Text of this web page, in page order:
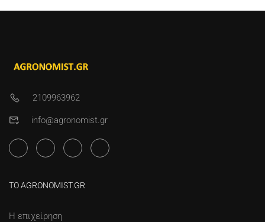
2109963962
info@agronomist.gr
ΤΟ AGRONOMIST.GR
Η επιχείρηση